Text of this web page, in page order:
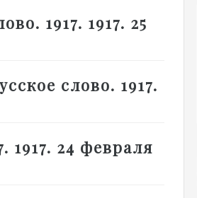
1917. 1917. 25
слово. 1917.
24 февраля